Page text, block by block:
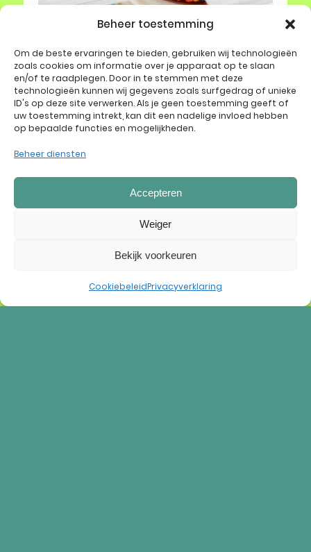
Beheer toestemming
Om de beste ervaringen te bieden, gebruiken wij technologieën
zoals cookies om informatie over je apparaat op te slaan
en/of te raadplegen. Door in te stemmen met deze
technologieën kunnen wij gegevens zoals surfgedrag of unieke
ID's op deze site verwerken. Als je geen toestemming geeft of
uw toestemming intrekt, kan dit een nadelige invloed hebben
op bepaalde functies en mogelijkheden.
Beheer diensten
Accepteren
Weiger
Bekijk voorkeuren
CookiebeleidPrivacyverklaring
Het kleine hapjesboek
€25,00